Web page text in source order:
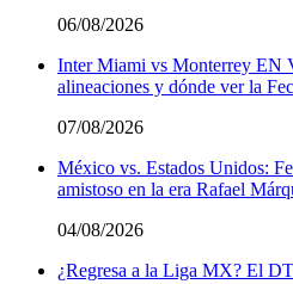
06/08/2026
Inter Miami vs Monterrey EN
alineaciones y dónde ver la
07/08/2026
México vs. Estados Unidos:
amistoso en la era Rafael
04/08/2026
¿Regresa a la Liga MX? El